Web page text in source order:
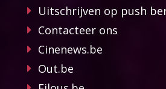
Uitschrijven op push
Contacteer ons
Cinenews.be
Out.be